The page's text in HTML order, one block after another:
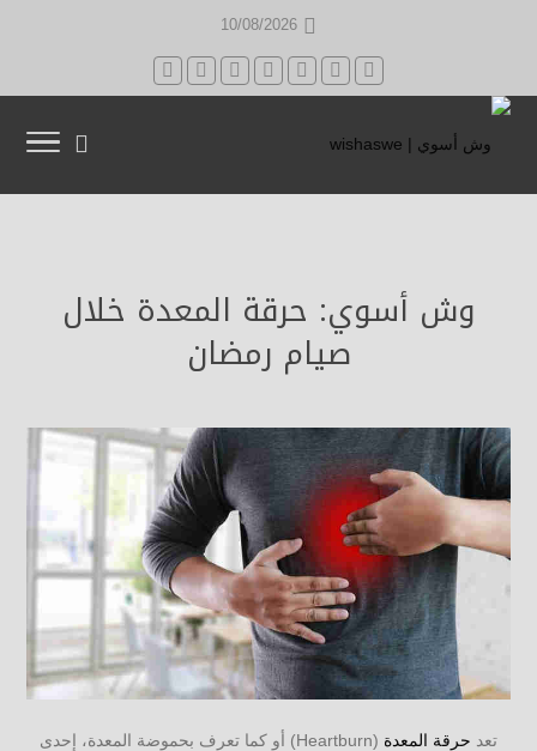
10/08/2026
وش أسوي: حرقة المعدة خلال
صيام رمضان
تعد حرقة المعدة
(Heartburn) أو كما تعرف بحموضة المعدة، إحدى